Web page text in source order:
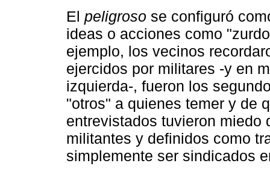
El peligroso se configuró
ideas o acciones como
ejemplo, los vecinos
ejercidos por militares -y en
izquierda-, fueron los
"otros" a quienes temer y de
entrevistados tuvieron miedo
militantes y definidos como
simplemente ser sindicados